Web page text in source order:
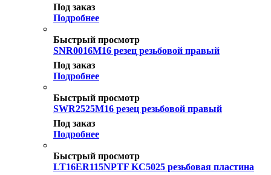
Под заказ
Подробнее
Быстрый просмотр
SNR0016M16 резец резьбовой правый
Под заказ
Подробнее
Быстрый просмотр
SWR2525M16 резец резьбовой правый
Под заказ
Подробнее
Быстрый просмотр
LT16ER115NPTF KC5025 резьбовая пластина